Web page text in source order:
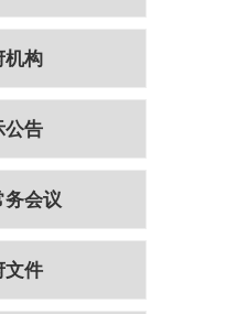
机构
公告
务会议
文件